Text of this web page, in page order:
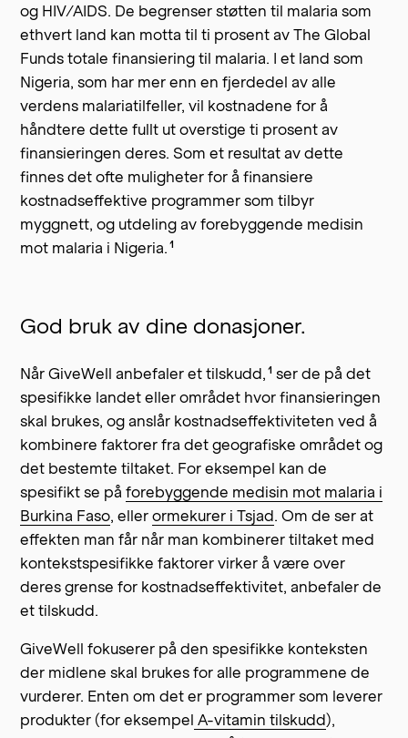
og HIV/AIDS. De begrenser støtten til malaria som
ethvert land kan motta til ti prosent av The Global
Funds totale finansiering til malaria. I et land som
Nigeria, som har mer enn en fjerdedel av alle
verdens malariatilfeller, vil kostnadene for å
håndtere dette fullt ut overstige ti prosent av
finansieringen deres. Som et resultat av dette
finnes det ofte muligheter for å finansiere
kostnadseffektive programmer som tilbyr
myggnett, og utdeling av forebyggende medisin
mot malaria i Nigeria. 1
God bruk av dine donasjoner.
Når GiveWell anbefaler ettilskudd, 1 ser de på det
spesifikke landet eller området hvor finansieringen
skal brukes, og anslår kostnadseffektiviteten ved å
kombinere faktorer fra det geografiske området og
det bestemte tiltaket. For eksempel kan de
spesifikt se påforebyggende medisin mot malaria i
Burkina Faso, ellerormekurer i Tsjad. Om de ser at
effekten man får når man kombinerer tiltaket med
kontekstspesifikke faktorer virker å være over
deres grense for kostnadseffektivitet, anbefaler de
et tilskudd.
GiveWell fokuserer på den spesifikke konteksten
der midlene skal brukes for alle programmene de
vurderer. Enten om det er programmer som leverer
produkter (for eksempel A-vitamin tilskudd),